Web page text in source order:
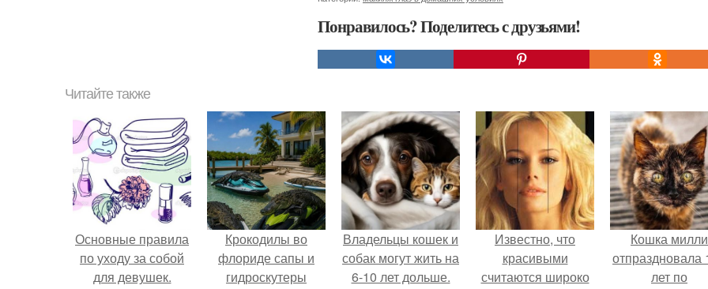
Понравилось? Поделитесь с друзьями!
Читайте также
Основные правила
по уходу за собой
для девушек.
Крокодилы во
флориде сапы и
гидроскутеры
Владельцы кошек и
собак могут жить на
6-10 лет дольше.
Известно, что
красивыми
считаются широко
Кошка милли
отпраздновала
лет по